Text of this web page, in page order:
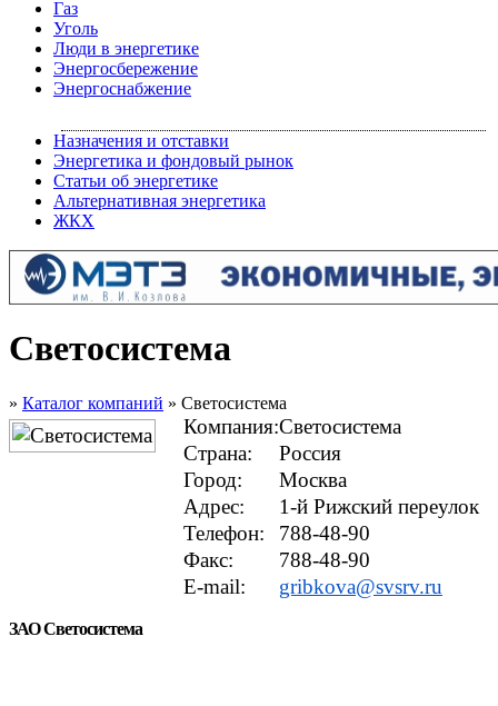
Газ
Уголь
Люди в энергетике
Энергосбережение
Энергоснабжение
Назначения и отставки
Энергетика и фондовый рынок
Статьи об энергетике
Альтернативная энергетика
ЖКХ
Светосистема
» Каталог компаний » Светосистема
Компания:Светосистема
Страна:
Россия
Город:
Москва
Адрес:
1-й Рижский переулок
Телефон:
788-48-90
Факс:
788-48-90
E-mail:
gribkova@svsrv.ru
ЗАО Светосистема